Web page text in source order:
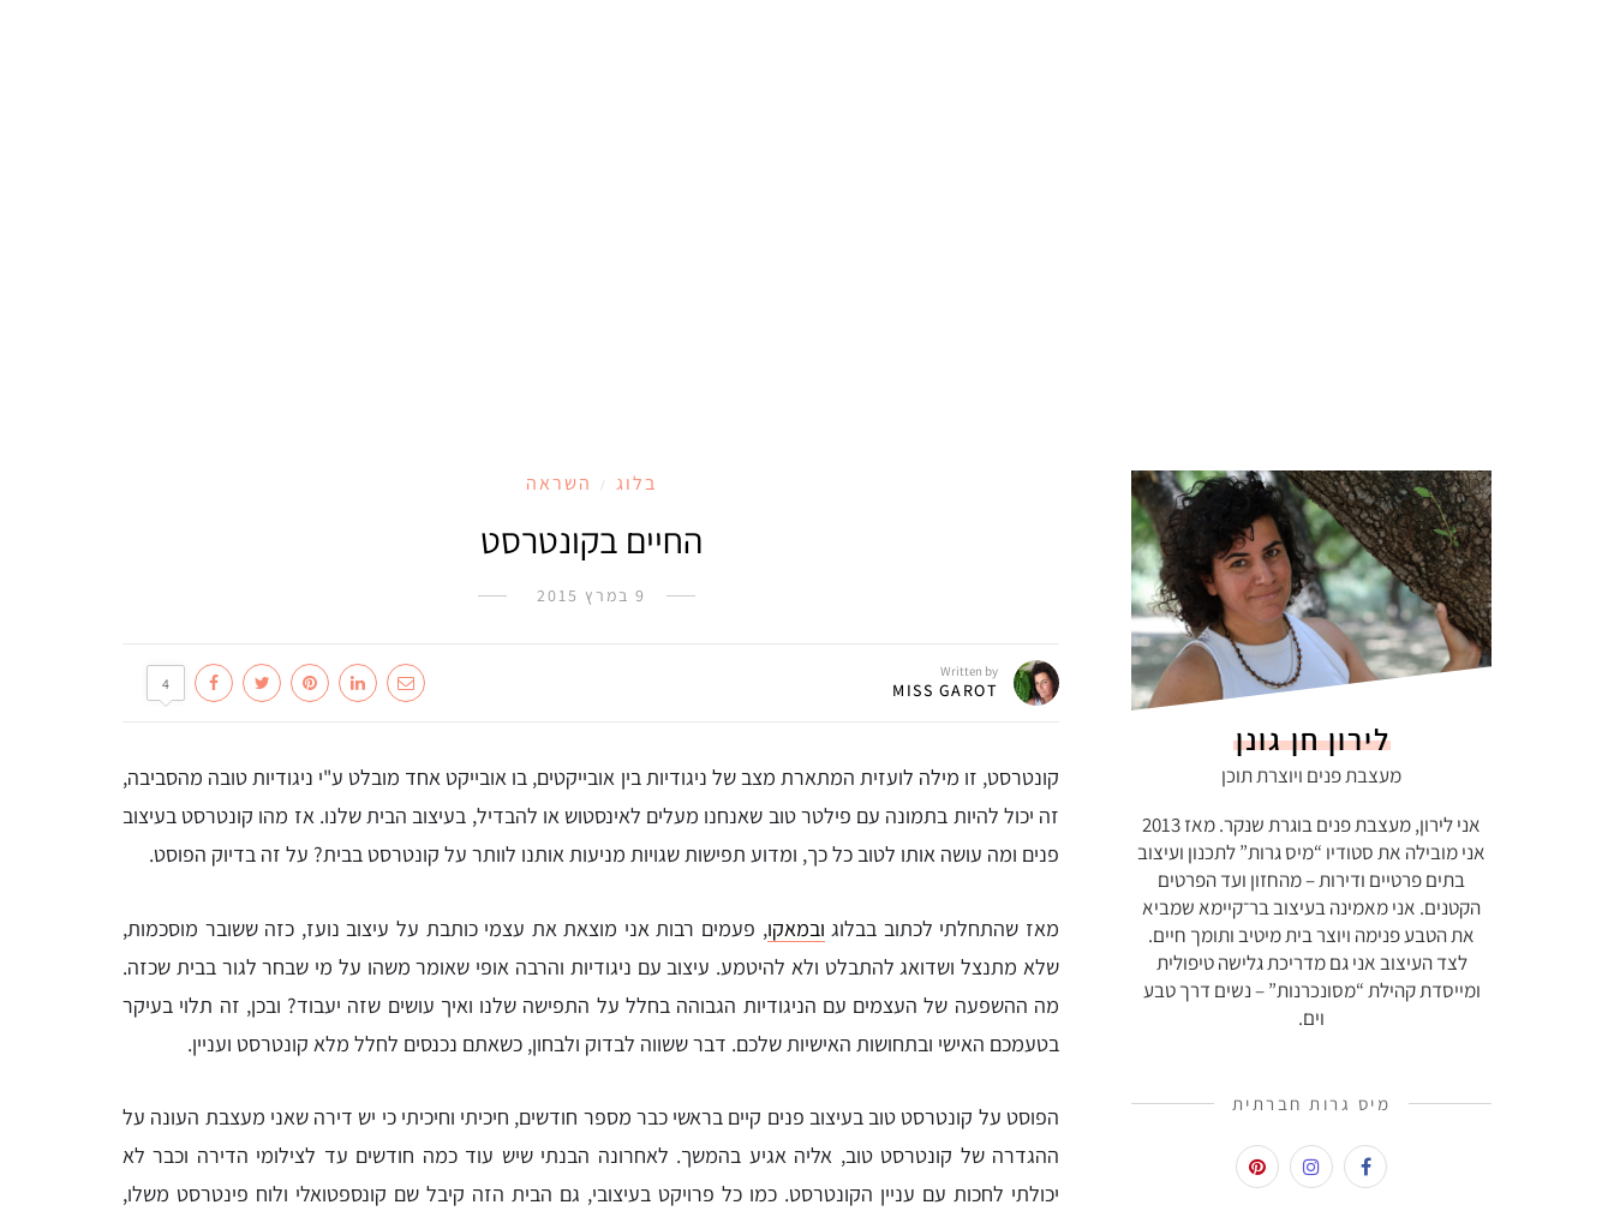
בלוג / השראה
החיים בקונטרסט
9 במרץ 2015
Written by
MISS GAROT
4
קונטרסט, זו מילה לועזית המתארת מצב של ניגודיות בין אובייקטים, בו אובייקט אחד מובלט ע"י ניגודיות טובה מהסביבה,
זה יכול להיות בתמונה עם פילטר טוב שאנחנו מעלים לאינסטוש או להבדיל, בעיצוב הבית שלנו. אז מהו קונטרסט בעיצוב
פנים ומה עושה אותו לטוב כל כך, ומדוע תפישות שגויות מניעות אותנו לוותר על קונטרסט בבית? על זה בדיוק הפוסט.
מאז שהתחלתי לכתוב בבלוג ובמאקו, פעמים רבות אני מוצאת את עצמי כותבת על עיצוב נועז, כזה ששובר מוסכמות,
שלא מתנצל ושדואג להתבלט ולא להיטמע. עיצוב עם ניגודיות והרבה אופי שאומר משהו על מי שבחר לגור בבית שכזה.
מה ההשפעה של העצמים עם הניגודיות הגבוהה בחלל על התפישה שלנו ואיך עושים שזה יעבוד? ובכן, זה תלוי בעיקר
בטעמכם האישי ובתחושות האישיות שלכם. דבר ששווה לבדוק ולבחון, כשאתם נכנסים לחלל מלא קונטרסט ועניין.
הפוסט על קונטרסט טוב בעיצוב פנים קיים בראשי כבר מספר חודשים, חיכיתי וחיכיתי כי יש דירה שאני מעצבת העונה על
ההגדרה של קונטרסט טוב, אליה אגיע בהמשך. לאחרונה הבנתי שיש עוד כמה חודשים עד לצילומי הדירה וכבר לא
יכולתי לחכות עם עניין הקונטרסט. כמו כל פרויקט בעיצובי, גם הבית הזה קיבל שם קונספטואלי ולוח פינטרסט משלו,
לירון חן גונן
מעצבת פנים ויוצרת תוכן
אני לירון, מעצבת פנים בוגרת שנקר. מאז 2013
אני מובילה את סטודיו “מיס גרות” לתכנון ועיצוב
בתים פרטיים ודירות – מהחזון ועד הפרטים
הקטנים. אני מאמינה בעיצוב בר־קיימא שמביא
את הטבע פנימה ויוצר בית מיטיב ותומך חיים.
לצד העיצוב אני גם מדריכת גלישה טיפולית
ומייסדת קהילת “מסונכרנות” – נשים דרך טבע
וים.
מיס גרות חברתית